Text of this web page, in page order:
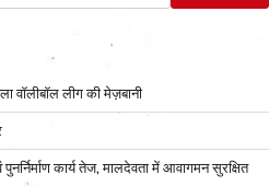
वॉलीबॉल लीग की मेज़बानी
कार्य तेज, मालदेवता में आवागमन सुरक्षित